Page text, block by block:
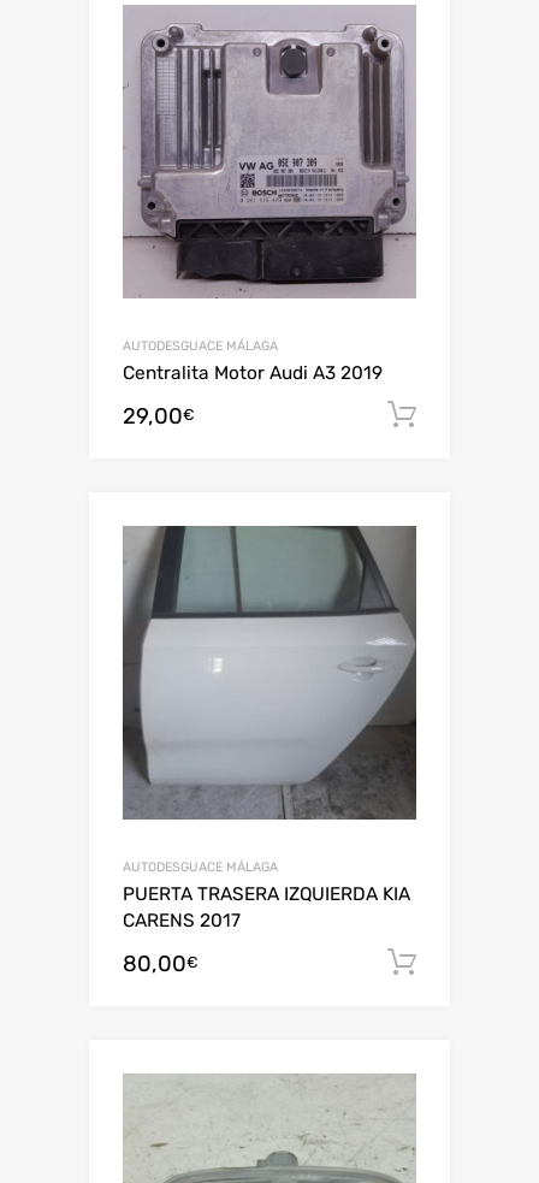
AUTODESGUACE MÁLAGA
Centralita Motor Audi A3 2019
29,00€
AUTODESGUACE MÁLAGA
PUERTA TRASERA IZQUIERDA KIA
CARENS 2017
80,00€